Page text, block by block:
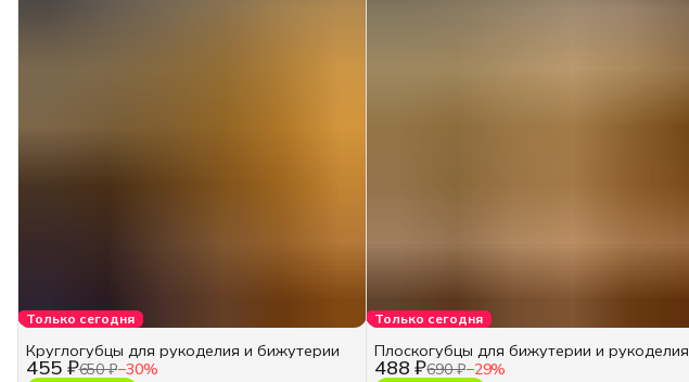
Только сегодня
455 ₽650 ₽−30%
Круглогубцы для рукоделия и бижутерии
Только сегодня
488 ₽690 ₽−29%
Плоскогубцы для бижутерии и рукоделия